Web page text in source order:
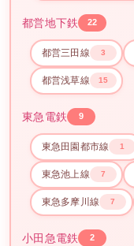
都営地下鉄 22
都営三田線 3
都営浅草線 15
東急電鉄 9
東急田園都市線 1
東急池上線 7
東急多摩川線 7
小田急電鉄 2